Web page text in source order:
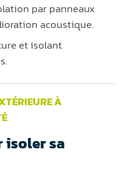
par panneaux
acoustique.
et isolant
À
isoler sa